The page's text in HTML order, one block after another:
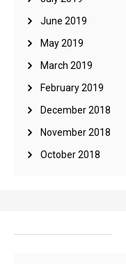
June 2019
May 2019
March 2019
February 2019
December 2018
November 2018
October 2018